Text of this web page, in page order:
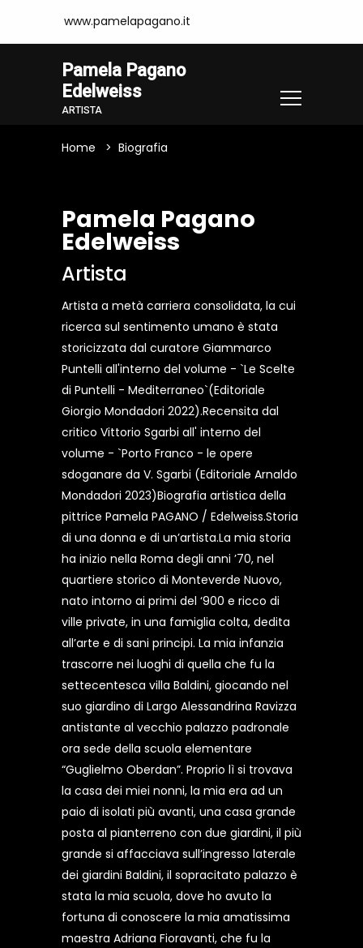
www.pamelapagano.it
Pamela Pagano
Edelweiss
ARTISTA
Home Biografia
Pamela Pagano
Edelweiss
Artista
Artista a metà carriera consolidata, la cui
ricerca sul sentimento umano è stata
storicizzata dal curatore Giammarco
Puntelli all'interno del volume - `Le Scelte
di Puntelli - Mediterraneo`(Editoriale
Giorgio Mondadori 2022).Recensita dal
critico Vittorio Sgarbi all' interno del
volume - `Porto Franco - le opere
sdoganare da V. Sgarbi (Editoriale Arnaldo
Mondadori 2023)Biografia artistica della
pittrice Pamela PAGANO / Edelweiss.Storia
di una donna e di un’artista.La mia storia
ha inizio nella Roma degli anni ’70, nel
quartiere storico di Monteverde Nuovo,
nato intorno ai primi del ‘900 e ricco di
ville private, in una famiglia colta, dedita
all’arte e di sani principi. La mia infanzia
trascorre nei luoghi di quella che fu la
settecentesca villa Baldini, giocando nel
suo giardino di Largo Alessandrina Ravizza
antistante al vecchio palazzo padronale
ora sede della scuola elementare
“Guglielmo Oberdan”. Proprio lì si trovava
la casa dei miei nonni, la mia era ad un
paio di isolati più avanti, una casa grande
posta al pianterreno con due giardini, il più
grande si affacciava sull’ingresso laterale
dei giardini Baldini, il sopracitato palazzo è
stata la mia scuola, dove ho avuto la
fortuna di conoscere la mia amatissima
maestra Adriana Fioravanti, che fu la